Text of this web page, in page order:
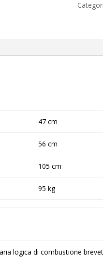
47 cm
56 cm
105 cm
95 kg
logica di combustione